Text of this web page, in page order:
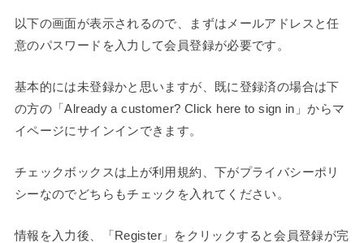
以下の画面が表示されるので、まずはメールアドレスと任
意のパスワードを入力して会員登録が必要です。
基本的には未登録かと思いますが、既に登録済の場合は下
の方の「Already a customer? Click here to sign in」からマ
イページにサインインできます。
チェックボックスは上が利用規約、下がプライバシーポリ
シーなのでどちらもチェックを入れてください。
情報を入力後、「Register」をクリックすると会員登録が完